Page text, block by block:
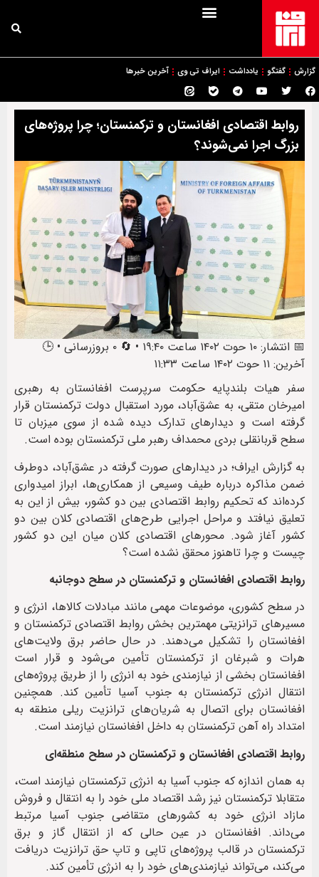
گزارش گفتگو یادداشت ایراف تی وی آخرین خبرها
روابط اقتصادی افغانستان و ترکمنستان؛ چرا پروژه‌های
بزرگ اجرا نمی‌شوند؟
📅 انتشار: ۱۰ حوت ۱۴۰۲ ساعت ۱۹:۴۰ • 🔄 ۰ بروزرسانی • 🕒
آخرین: ۱۱ حوت ۱۴۰۲ ساعت ۱۱:۳۳
سفر هیات بلندپایه حکومت سرپرست افغانستان به رهبری
امیرخان متقی، به عشق‌آباد، مورد استقبال دولت ترکمنستان قرار
گرفته است و دیدارهای تدارک دیده شده از سوی میزبان تا
سطح قربانقلی بردی محمداف رهبر ملی ترکمنستان بوده است.
به گزارش ایراف؛ در دیدارهای صورت گرفته در عشق‌آباد، دوطرف
ضمن مذاکره درباره طیف وسیعی از همکاری‌ها، ابراز امیدواری
کرده‌اند که تحکیم روابط اقتصادی بین دو کشور، بیش از این به
تعلیق نیافتد و مراحل اجرایی طرح‌های اقتصادی کلان بین دو
کشور آغاز شود. محورهای اقتصادی کلان میان این دو کشور
چیست و چرا تاهنوز محقق نشده است؟
روابط اقتصادی افغانستان و ترکمنستان در سطح دوجانبه
در سطح کشوری، موضوعات مهمی مانند مبادلات کالاها، انرژی و
مسیرهای ترانزیتی مهمترین بخش روابط اقتصادی ترکمنستان و
افغانستان را تشکیل می‌دهند. در حال حاضر برق ولایت‌های
هرات و شبرغان از ترکمنستان تأمین می‌شود و قرار است
افغانستان بخشی از نیازمندی خود به انرژی را از طریق پروژه‌های
انتقال انرژی ترکمنستان به جنوب آسیا تأمین کند. همچنین
افغانستان برای اتصال به شریان‌های ترانزیت ریلی منطقه به
امتداد راه آهن ترکمنستان به داخل افغانستان نیازمند است.
روابط اقتصادی افغانستان و ترکمنستان در سطح منطقه‌ای
به همان اندازه که جنوب آسیا به انرژی ترکمنستان نیازمند است،
متقابلا ترکمنستان نیز رشد اقتصاد ملی خود را به انتقال و فروش
مازاد انرژی خود به کشورهای متقاضی جنوب آسیا مرتبط
می‌داند. افغانستان در عین حالی که از انتقال گاز و برق
ترکمنستان در قالب پروژه‌های تاپی و تاپ حق ترانزیت دریافت
می‌کند، می‌تواند نیازمندی‌های خود را به انرژی تأمین کند.